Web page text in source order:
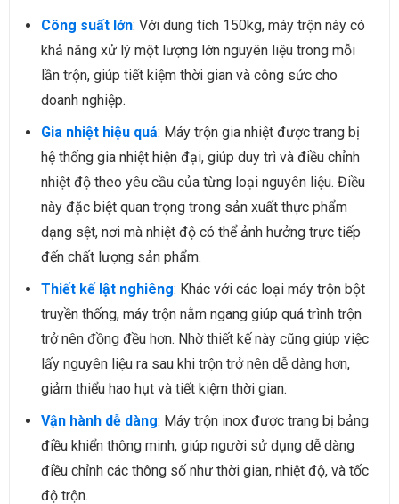
Công suất lớn: Với dung tích 150kg, máy trộn này có
khả năng xử lý một lượng lớn nguyên liệu trong mỗi
lần trộn, giúp tiết kiệm thời gian và công sức cho
doanh nghiệp.
Gia nhiệt hiệu quả: Máy trộn gia nhiệt được trang bị
hệ thống gia nhiệt hiện đại, giúp duy trì và điều chỉnh
nhiệt độ theo yêu cầu của từng loại nguyên liệu. Điều
này đặc biệt quan trọng trong sản xuất thực phẩm
dạng sệt, nơi mà nhiệt độ có thể ảnh hưởng trực tiếp
đến chất lượng sản phẩm.
Thiết kế lật nghiêng: Khác với các loại máy trộn bột
truyền thống, máy trộn nằm ngang giúp quá trình trộn
trở nên đồng đều hơn. Nhờ thiết kế này cũng giúp việc
lấy nguyên liệu ra sau khi trộn trở nên dễ dàng hơn,
giảm thiểu hao hụt và tiết kiệm thời gian.
Vận hành dễ dàng: Máy trộn inox được trang bị bảng
điều khiển thông minh, giúp người sử dụng dễ dàng
điều chỉnh các thông số như thời gian, nhiệt độ, và tốc
độ trộn.